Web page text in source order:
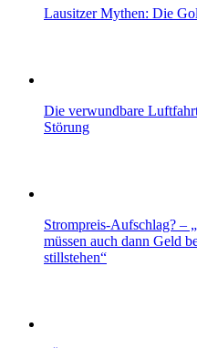
Lausitzer Mythen: Die
Die verwundbare
Störung
Strompreis-Aufschlag? –
müssen auch dann Geld
stillstehen“